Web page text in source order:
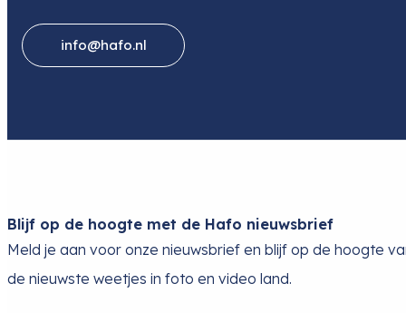
info@hafo.nl
Blijf op de hoogte met de Hafo nieuwsbrief
Meld je aan voor onze nieuwsbrief en blijf op de hoogte
de nieuwste weetjes in foto en video land.